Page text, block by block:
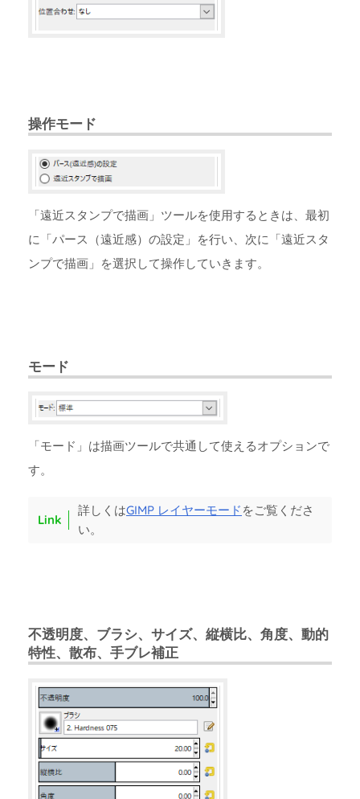
操作モード
「遠近スタンプで描画」ツールを使用するときは、最初
に「パース（遠近感）の設定」を行い、次に「遠近スタ
ンプで描画」を選択して操作していきます。
モード
「モード」は描画ツールで共通して使えるオプションで
す。
詳しくはGIMP レイヤーモード をご覧くださ
い。
不透明度、ブラシ、サイズ、縦横比、角度、動的
特性、散布、手ブレ補正